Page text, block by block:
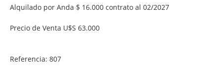
Alquilado por Anda $ 16.000 contrato al 02/2027
Precio de Venta U$S 63.000
Referencia: 807